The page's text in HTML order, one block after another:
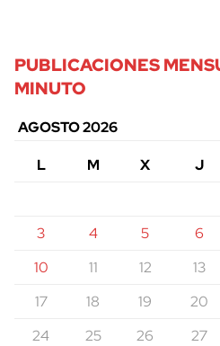
PUBLICACIONES
MINUTO
AGOSTO 2026
L
M X J
3
4 5 6
10
11 12 13
17
18 19 20
24
25 26 27